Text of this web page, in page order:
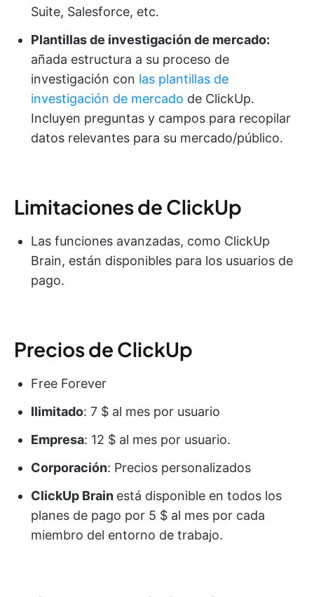
Suite, Salesforce, etc.
Plantillas de investigación de mercado:
añada estructura a su proceso de
investigación con las plantillas de
investigación de mercado de ClickUp.
Incluyen preguntas y campos para recopilar
datos relevantes para su mercado/público.
Limitaciones de ClickUp
Las funciones avanzadas, como ClickUp
Brain, están disponibles para los usuarios de
pago.
Precios de ClickUp
Free Forever
Ilimitado: 7 $ al mes por usuario
Empresa: 12 $ al mes por usuario.
Corporación: Precios personalizados
ClickUp Brain está disponible en todos los
planes de pago por 5 $ al mes por cada
miembro del entorno de trabajo.